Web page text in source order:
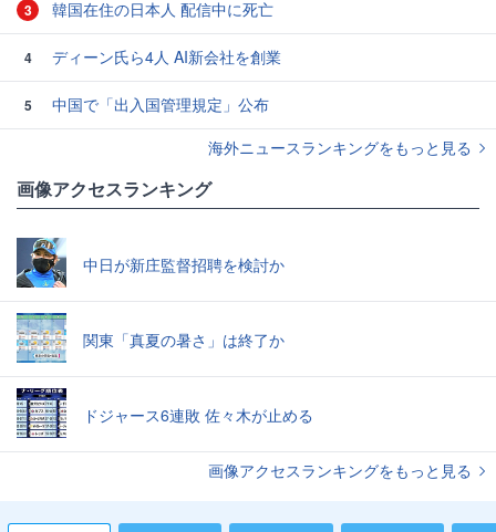
3 韓国在住の日本人 配信中に死亡
4 ディーン氏ら4人 AI新会社を創業
5
中国で「出入国管理規定」公布
海外ニュースランキングをもっと見る
画像アクセスランキング
中日が新庄監督招聘を検討か
関東「真夏の暑さ」は終了か
ドジャース6連敗 佐々木が止める
画像アクセスランキングをもっと見る